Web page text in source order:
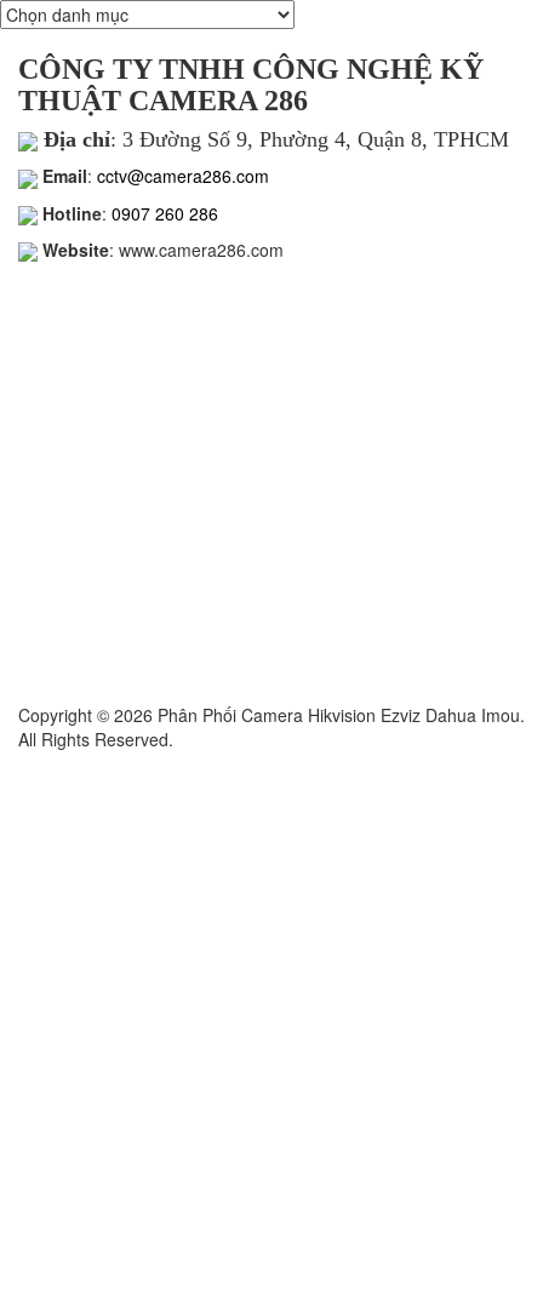
CÔNG TY TNHH CÔNG NGHỆ KỸ
THUẬT CAMERA 286
Địa chỉ: 3 Đường Số 9, Phường 4, Quận 8, TPHCM
Email: cctv@camera286.com
Hotline: 0907 260 286
Website: www.camera286.com
Copyright © 2026 Phân Phối Camera Hikvision Ezviz Dahua Imou.
All Rights Reserved.